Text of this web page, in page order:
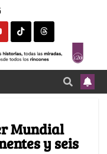
Mundial
y seis